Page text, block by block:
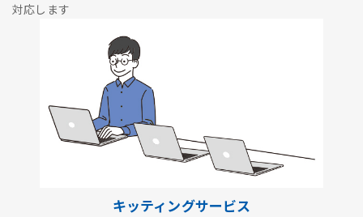
対応します
キッティングサービス